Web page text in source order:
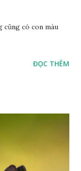
cũng có con màu
ĐỌC THÊM